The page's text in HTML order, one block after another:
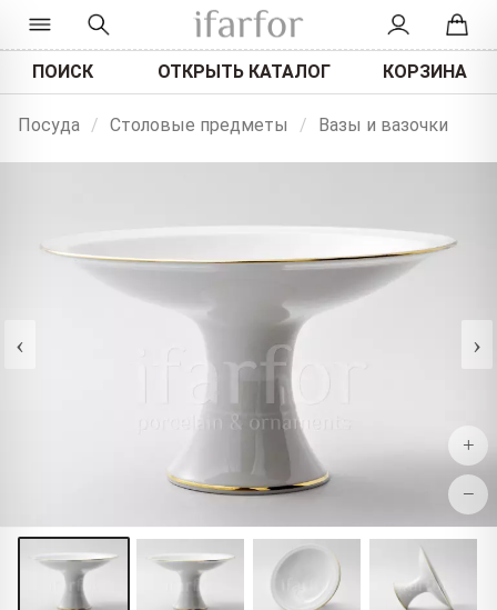
ПОИСК ОТКРЫТЬ КАТАЛОГ КОРЗИНА
Посуда / Столовые предметы / Вазы и вазочки
‹ ›
+
−